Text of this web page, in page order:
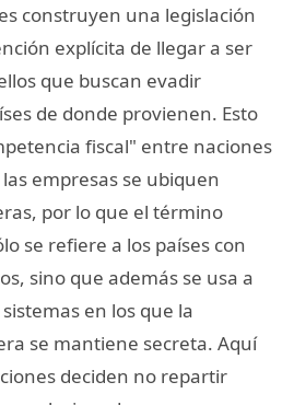
construyen una legislación
explícita de llegar a ser
que buscan evadir
de donde provienen. Esto
fiscal" entre naciones
empresas se ubiquen
por lo que el término
se refiere a los países con
sino que además se usa a
en los que la
se mantiene secreta. Aquí
deciden no repartir